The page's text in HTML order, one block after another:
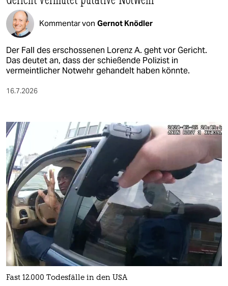
Kommentar von Gernot Knödler
Der Fall des erschossenen Lorenz A. geht vor Gericht.
Das deutet an, dass der schießende Polizist in
vermeintlicher Notwehr gehandelt haben könnte.
16.7.2026
Fast 12.000 Todesfälle in den USA